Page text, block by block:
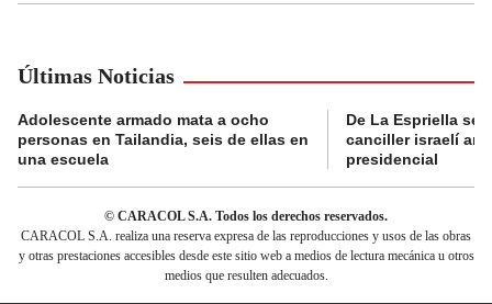
Últimas Noticias
Adolescente armado mata a ocho
personas en Tailandia, seis de ellas en
una escuela
De La Espriella se
canciller israelí
presidencial
© CARACOL S.A. Todos los derechos reservados.
CARACOL S.A. realiza una reserva expresa de las reproducciones y usos de las obras
y otras prestaciones accesibles desde este sitio web a medios de lectura mecánica u otros
medios que resulten adecuados.